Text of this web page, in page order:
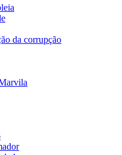
da corrupção